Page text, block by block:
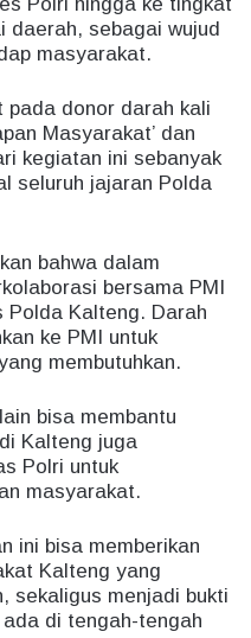
daerah, sebagai wujud
masyarakat.
pada donor darah kali
Masyarakat’ dan
kegiatan ini sebanyak
seluruh jajaran Polda
bahwa dalam
bersama PMI
Polda Kalteng. Darah
ke PMI untuk
membutuhkan.
bisa membantu
Kalteng juga
Polri untuk
masyarakat.
ini bisa memberikan
Kalteng yang
sekaligus menjadi bukti
di tengah-tengah